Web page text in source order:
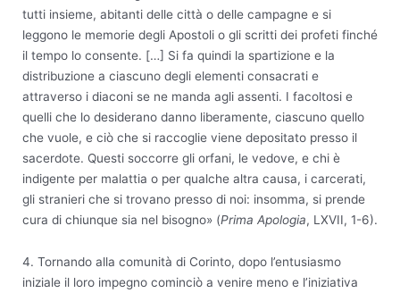
tutti insieme, abitanti delle città o delle campagne e si
leggono le memorie degli Apostoli o gli scritti dei profeti finché
il tempo lo consente. […] Si fa quindi la spartizione e la
distribuzione a ciascuno degli elementi consacrati e
attraverso i diaconi se ne manda agli assenti. I facoltosi e
quelli che lo desiderano danno liberamente, ciascuno quello
che vuole, e ciò che si raccoglie viene depositato presso il
sacerdote. Questi soccorre gli orfani, le vedove, e chi è
indigente per malattia o per qualche altra causa, i carcerati,
gli stranieri che si trovano presso di noi: insomma, si prende
cura di chiunque sia nel bisogno» (Prima Apologia, LXVII, 1-6).
4. Tornando alla comunità di Corinto, dopo l’entusiasmo
iniziale il loro impegno cominciò a venire meno e l’iniziativa